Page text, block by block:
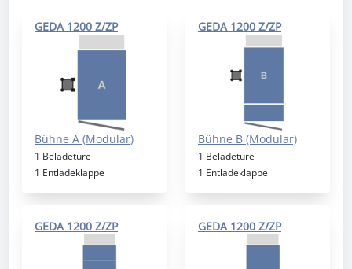
GEDA 1200 Z/ZP
Bühne A (Modular)
1 Beladetüre
1 Entladeklappe
GEDA 1200 Z/ZP
Bühne B (Modular)
1 Beladetüre
1 Entladeklappe
GEDA 1200 Z/ZP GEDA 1200 Z/ZP